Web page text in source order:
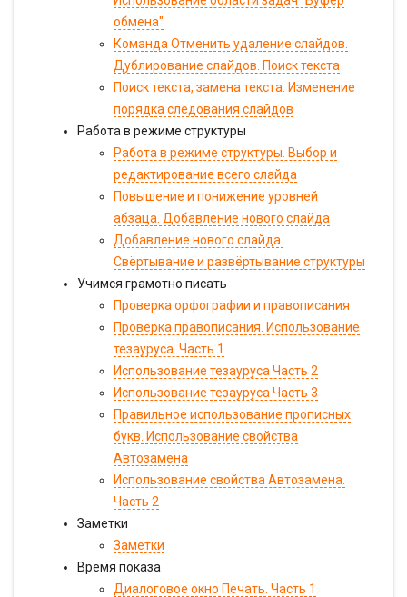
обмена"
Команда Отменить удаление слайдов.
Дублирование слайдов. Поиск текста
Поиск текста, замена текста. Изменение
порядка следования слайдов
Работа в режиме структуры
Работа в режиме структуры. Выбор и
редактирование всего слайда
Повышение и понижение уровней
абзаца. Добавление нового слайда
Добавление нового слайда.
Свёртывание и развёртывание структуры
Учимся грамотно писать
Проверка орфографии и правописания
Проверка правописания. Использование
тезауруса. Часть 1
Использование тезауруса Часть 2
Использование тезауруса Часть 3
Правильное использование прописных
букв. Использование свойства
Автозамена
Использование свойства Автозамена.
Часть 2
Заметки
Заметки
Время показа
Диалоговое окно Печать. Часть 1